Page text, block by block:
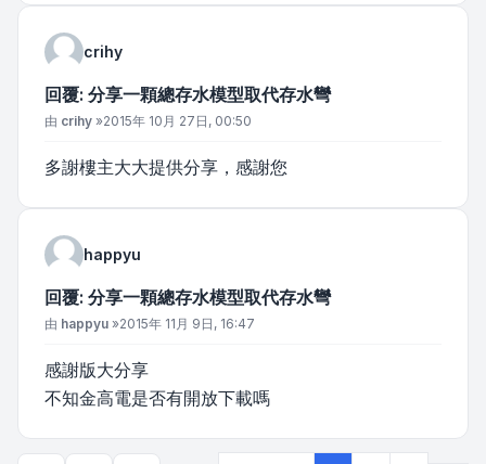
crihy
回覆: 分享一顆總存水模型取代存水彎
文章
由 crihy »2015年 10月 27日, 00:50
多謝樓主大大提供分享，感謝您
happyu
回覆: 分享一顆總存水模型取代存水彎
文章
由 happyu »2015年 11月 9日, 16:47
感謝版大分享
不知金高電是否有開放下載嗎